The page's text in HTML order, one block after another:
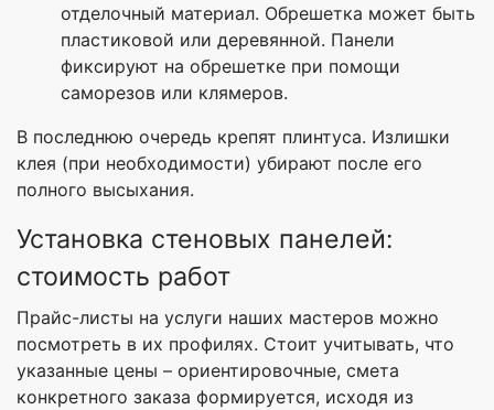
отделочный материал. Обрешетка может быть
пластиковой или деревянной. Панели
фиксируют на обрешетке при помощи
саморезов или клямеров.
В последнюю очередь крепят плинтуса. Излишки
клея (при необходимости) убирают после его
полного высыхания.
Установка стеновых панелей:
стоимость работ
Прайс-листы на услуги наших мастеров можно
посмотреть в их профилях. Стоит учитывать, что
указанные цены – ориентировочные, смета
конкретного заказа формируется, исходя из